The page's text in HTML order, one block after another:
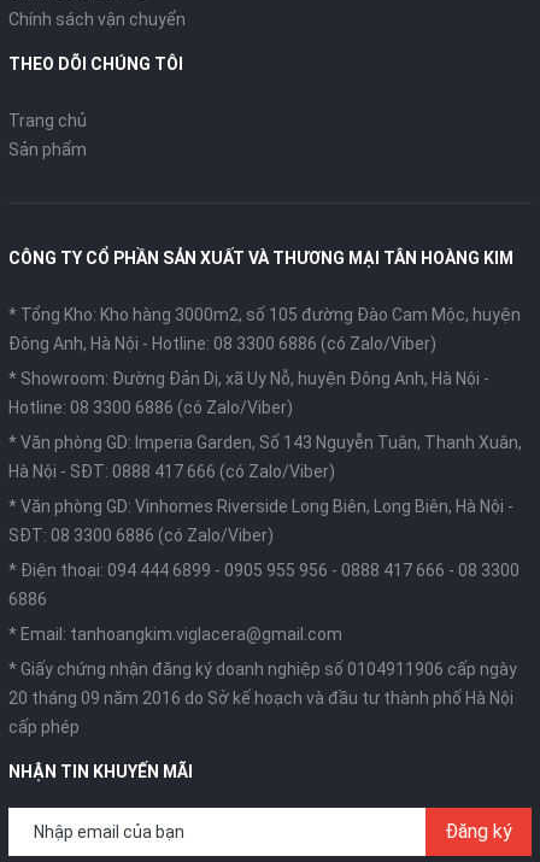
Chính sách vận chuyển
THEO DÕI CHÚNG TÔI
Trang chủ
Sản phẩm
CÔNG TY CỔ PHẦN SẢN XUẤT VÀ THƯƠNG MẠI TÂN HOÀNG KIM
* Tổng Kho: Kho hàng 3000m2, số 105 đường Đào Cam Mộc, huyện
Đông Anh, Hà Nội - Hotline: 08 3300 6886 (có Zalo/Viber)
* Showroom: Đường Đản Dị, xã Uy Nỗ, huyện Đông Anh, Hà Nội -
Hotline: 08 3300 6886 (có Zalo/Viber)
* Văn phòng GD: Imperia Garden, Số 143 Nguyễn Tuân, Thanh Xuân,
Hà Nội - SĐT: 0888 417 666 (có Zalo/Viber)
* Văn phòng GD: Vinhomes Riverside Long Biên, Long Biên, Hà Nội -
SĐT: 08 3300 6886 (có Zalo/Viber)
* Điện thoại: 094 444 6899 - 0905 955 956 - 0888 417 666 - 08 3300
6886
* Email: tanhoangkim.viglacera@gmail.com
* Giấy chứng nhận đăng ký doanh nghiệp số 0104911906 cấp ngày
20 tháng 09 năm 2016 do Sở kế hoạch và đầu tư thành phố Hà Nội
cấp phép
NHẬN TIN KHUYẾN MÃI
Đăng ký